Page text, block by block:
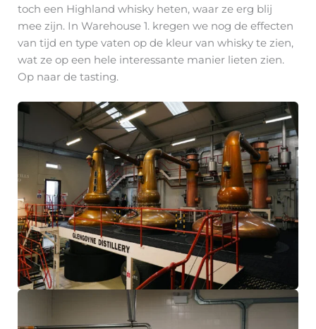
toch een Highland whisky heten, waar ze erg blij
mee zijn. In Warehouse 1. kregen we nog de effecten
van tijd en type vaten op de kleur van whisky te zien,
wat ze op een hele interessante manier lieten zien.
Op naar de tasting.